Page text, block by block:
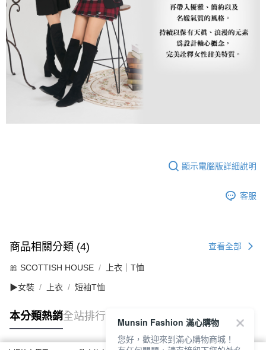
顯示電腦版詳細說明
客服
商品相關分類 (4) 查看全部
🎀 SCOTTISH HOUSE 上衣｜T恤
▶女裝 上衣 短袖T恤
本分類熱銷全站排行
Munsin Fashion 滿心購物
您好，歡迎來到滿心購物商城！